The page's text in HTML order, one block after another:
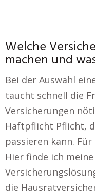
Welche
machen und
Bei der Auswahl
taucht schnell die
Versicherungen
Haftpflicht Pflicht,
passieren kann.
Hier finde ich
die